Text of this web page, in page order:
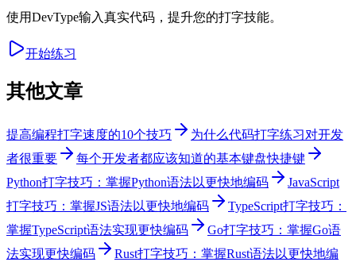
使用DevType输入真实代码，提升您的打字技能。
开始练习
其他文章
提高编程打字速度的10个技巧
为什么代码打字练习对开发
者很重要
每个开发者都应该知道的基本键盘快捷键
Python打字技巧：掌握Python语法以更快地编码
JavaScript
打字技巧：掌握JS语法以更快地编码
TypeScript打字技巧：
掌握TypeScript语法实现更快编码
Go打字技巧：掌握Go语
法实现更快编码
Rust打字技巧：掌握Rust语法以更快地编